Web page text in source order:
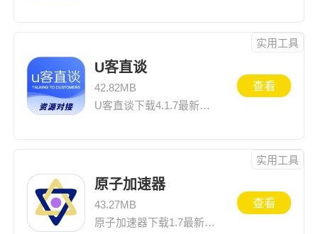
U客直谈
42.82MB
U客直谈下载4.1.7最新版，历史版本安装尽在一米游网，同时还可以查看最新版U客直谈4.1.7介绍、应用截图、网友评论等U客直谈下载安装信息
查看
实用工具
原子加速器
43.27MB
原子加速器下载1.7最新版，历史版本安装尽在一米游网，同时还可以查看最新版原子加速器1.7介绍、应用截图、网友评论等原子加速器下载安装信息
查看
实用工具